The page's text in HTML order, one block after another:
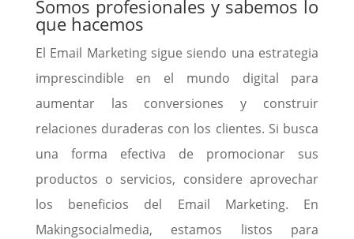
Somos profesionales y sabemos lo
que hacemos
El Email Marketing sigue siendo una estrategia
imprescindible en el mundo digital para
aumentar las conversiones y construir
relaciones duraderas con los clientes. Si busca
una forma efectiva de promocionar sus
productos o servicios, considere aprovechar
los beneficios del Email Marketing. En
Makingsocialmedia, estamos listos para